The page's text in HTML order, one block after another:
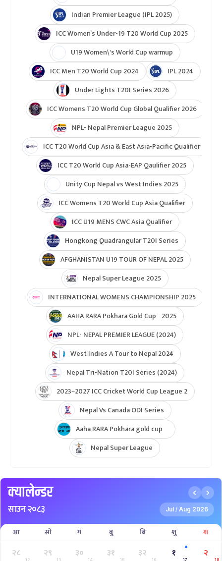
Indian Premier League (IPL 2025)
ICC Women’s Under-19 T20 World Cup 2025
U19 Women\'s World Cup warmup
ICC Men T20 World Cup 2024
IPL 2024
Under Lights T20I Series 2026
ICC Womens T20 World Cup Global Qualifier 2026
NPL- Nepal Premier League 2025
ICC T20 World Cup Asia & East Asia-Pacific Qualifier
ICC T20 World Cup Asia-EAP Qaulifier 2025
Unity Cup Nepal vs West Indies 2025
ICC Womens T20 World Cup Asia Qualifier
ICC U19 MENS CWC Asia Qualifier
Hongkong Quadrangular T20I Series
AFGHANISTAN U19 TOUR OF NEPAL 2025
Nepal Super League 2025
INTERNATIONAL WOMENS CHAMPIONSHIP 2025
AAHA RARA Pokhara Gold Cup 2025
NPL- NEPAL PREMIER LEAGUE (2024)
West Indies A Tour to Nepal 2024
Nepal Tri-Nation T20I Series (2024)
2023–2027 ICC Cricket World Cup League 2
Nepal Vs Canada ODI Series
Aaha RARA Pokhara gold cup
Nepal Super League
क्यालेन्डर
साउन २०८३ Jul / Aug 2026
आ सो मं बु बि शु श
२८
12
२९
13
३०
14
३१
15
३२
16
१
17
२
18